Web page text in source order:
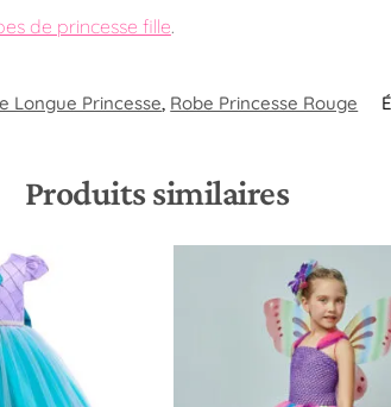
de princesse fille.
Longue Princesse​, Robe Princesse Rouge
Produits similaires